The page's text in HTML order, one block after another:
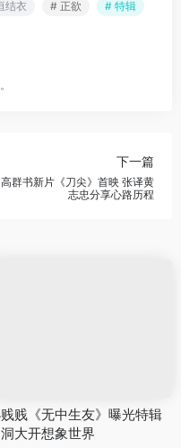
结衣 # 正欲
# 特辑
下一篇
高群书新片《刀尖》首映 张译黄
志忠分享心路历程
贱《无中生友》曝光特辑
大开想象世界